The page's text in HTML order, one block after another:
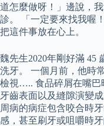
道怎麼做呀！」邊說，
診。 「一定要來找我喔
把這件事放在心上。
魏先生2020年剛好滿 45
洗牙。 一個月前，他時
檢視….. 食品碎屑在嘴巴
牙齒表面以及縫隙演變
周病的病症包含咬合時
感，甚至刷牙或咀嚼時